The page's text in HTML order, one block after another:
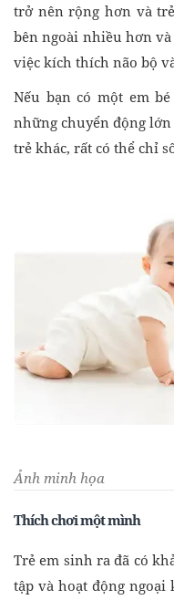
trở nên rộng hơn và
bên ngoài nhiều hơn
việc kích thích não bộ
Nếu bạn có một em
những chuyển động
trẻ khác, rất có thể chỉ
Ảnh minh họa
Thích chơi một mình
Trẻ em sinh ra đã có
tập và hoạt động